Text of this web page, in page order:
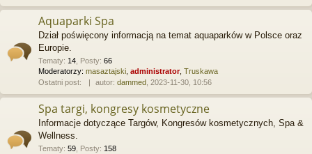
Aquaparki Spa
Dział poświęcony informacją na temat aquaparków w Polsce oraz
Europie.
Tematy: 14 Posty: 66
Moderatorzy: masaztajski administrator, Truskawa
Ostatni post:
autor: dammed , 2023-11-30, 10:56
Spa targi, kongresy kosmetyczne
Informacje dotyczące Targów, Kongresów kosmetycznych, Spa &
Wellness.
Tematy: 59 Posty: 158